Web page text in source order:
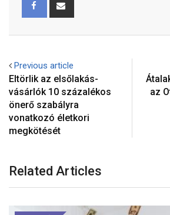
Previous article
Eltörlik az elsőlakás-
vásárlók 10 százalékos
önerő szabályra
vonatkozó életkori
megkötését
az
Related Articles